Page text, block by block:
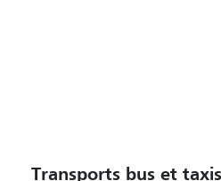
Transports bus et taxis